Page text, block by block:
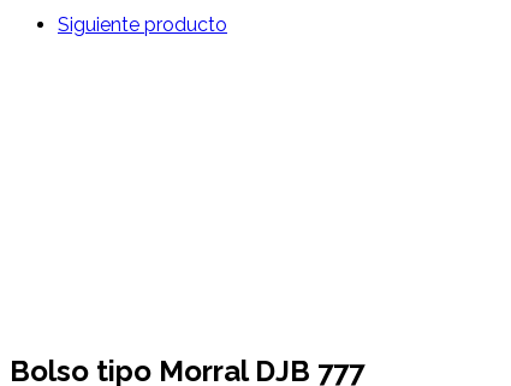
Siguiente producto
Bolso tipo Morral DJB 777